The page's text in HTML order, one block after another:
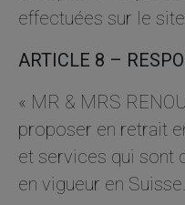
effectuées sur le
ARTICLE 8 –
« MR & MRS
proposer en retrait
et services qui sont
en vigueur en Suisse.